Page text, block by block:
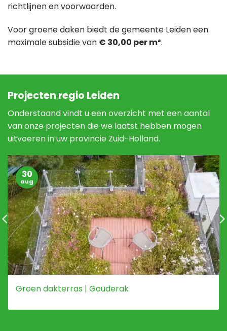
richtlijnen en voorwaarden.
Voor groene daken biedt de gemeente Leiden een
maximale subsidie van € 30,00 per m².
Projecten regio Leiden
Onderstaand vindt u een overzicht met een aantal
van onze projecten die we laatst hebben mogen
uitvoeren in uw provincie Zuid-Holland.
Groen dakterras | Gouderak
30
aug